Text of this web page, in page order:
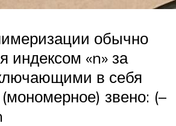
обычно
индексом «n» за
в себя
(мономерное) звено: (–